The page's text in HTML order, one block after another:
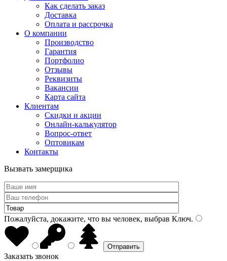
Как сделать заказ
Доставка
Оплата и рассрочка
О компании
Производство
Гарантия
Портфолио
Отзывы
Реквизиты
Вакансии
Карта сайта
Клиентам
Скидки и акции
Онлайн-калькулятор
Вопрос-ответ
Оптовикам
Контакты
Вызвать замерщика
Пожалуйста, докажите, что вы человек, выбрав Ключ.
Заказать звонок